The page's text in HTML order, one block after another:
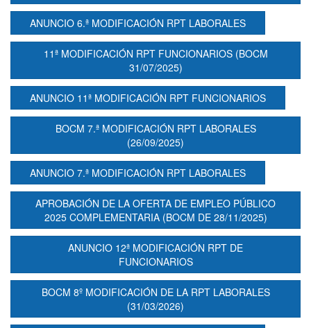
ANUNCIO 6.ª MODIFICACIÓN RPT LABORALES
11ª MODIFICACIÓN RPT FUNCIONARIOS (BOCM
31/07/2025)
ANUNCIO 11ª MODIFICACIÓN RPT FUNCIONARIOS
BOCM 7.ª MODIFICACIÓN RPT LABORALES
(26/09/2025)
ANUNCIO 7.ª MODIFICACIÓN RPT LABORALES
APROBACIÓN DE LA OFERTA DE EMPLEO PÚBLICO
2025 COMPLEMENTARIA (BOCM DE 28/11/2025)
ANUNCIO 12ª MODIFICACIÓN RPT DE
FUNCIONARIOS
BOCM 8º MODIFICACIÓN DE LA RPT LABORALES
(31/03/2026)